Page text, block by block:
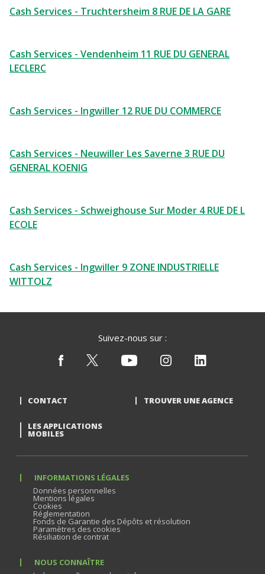
Cash Services - Truchtersheim 8 RUE DE LA GARE
Cash Services - Vendenheim 11 RUE DU GENERAL
LECLERC
Cash Services - Ingwiller 12 RUE DU COMMERCE
Cash Services - Neuwiller Les Saverne 3 RUE DU
GENERAL KOENIG
Cash Services - Schweighouse Sur Moder 4 RUE DE L
ECOLE
Cash Services - Ingwiller 9 ZONE INDUSTRIELLE
WITTOLZ
Suivez-nous sur :
CONTACT TROUVER UNE AGENCE
LES APPLICATIONS
MOBILES
INFORMATIONS LÉGALES
Données personnelles
Mentions légales
Cookies
Réglementation
Fonds de Garantie des Dépôts et résolution
Paramètres des cookies
Résiliation de contrat
NOUS CONNAÎTRE